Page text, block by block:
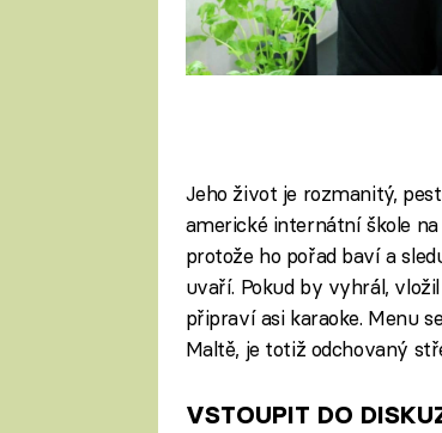
Jeho život je rozmanitý,
americké internátní škole
protože ho pořad baví a
uvaří. Pokud by vyhrál,
připraví asi karaoke. Menu
Maltě, je totiž odchovaný
VSTOUPIT DO